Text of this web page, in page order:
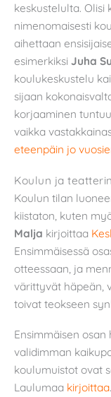
keskustelulta. Olisi
nimenomaisesti
aihettaan
esimerkiksi Juha
koulukeskustelu
sijaan
korjaaminen
vaikka
eteenpäin jo
Koulun ja
Koulun tilan
kiistaton, kuten
Malja kirjoittaa
Ensimmäisessä
otteessaan, ja
värittyvät häpeän,
toivat teokseen
Ensimmäisen
validimman
koulumuistot ovat
Laulumaa kirjoittaa